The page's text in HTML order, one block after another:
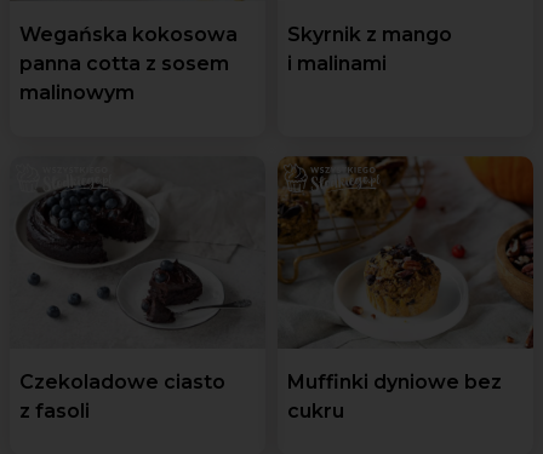
Wegańska kokosowa
panna cotta z sosem
malinowym
Skyrnik z mango
i malinami
Czekoladowe ciasto
z fasoli
Muffinki dyniowe bez
cukru